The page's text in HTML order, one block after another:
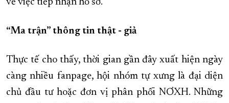
về việc tiếp nhận hồ sơ.
“Ma trận” thông tin thật - giả
Thực tế cho thấy, thời gian gần đây xuất hiện ngày
càng nhiều fanpage, hội nhóm tự xưng là đại diện
chủ đầu tư hoặc đơn vị phân phối NƠXH. Những